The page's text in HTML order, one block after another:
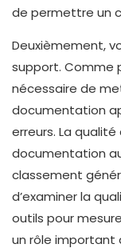
de permettre un
Deuxièmement,
support. Comme
nécessaire de
documentation
erreurs. La
documentation
classement
d’examiner la
outils pour
un rôle important